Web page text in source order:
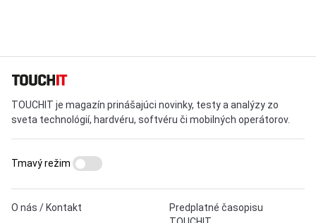
TOUCHIT je magazín prinášajúci novinky, testy a analýzy zo
sveta technológií, hardvéru, softvéru či mobilných operátorov.
O nás / Kontakt
Predplatné časopisu
Tmavý režim